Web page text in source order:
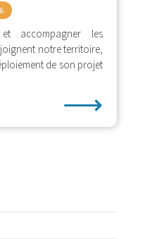
accompagner les
notre territoire,
de son projet
⟶